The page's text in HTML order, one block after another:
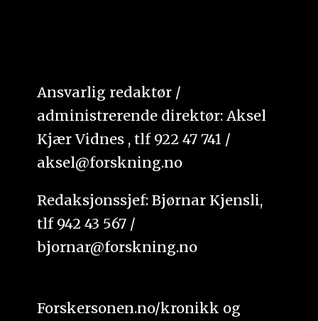
Ansvarlig redaktør /
administrerende direktør: Aksel
Kjær Vidnes , tlf 922 47 741 /
aksel@forskning.no
Redaksjonssjef: Bjørnar Kjensli,
tlf 942 43 567 /
bjornar@forskning.no
Forskersonen.no/kronikk og